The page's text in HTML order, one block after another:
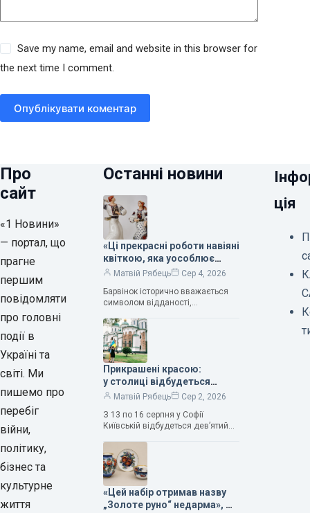
Save my name, email and website in this browser for
the next time I comment.
Опублікувати коментар
Про
сайт
«1 Новини»
— портал, що
прагне
першим
повідомляти
про головні
події в
Україні та
світі. Ми
пишемо про
перебіг
війни,
політику,
бізнес та
культурне
життя
Останні новини
«Ці прекрасні роботи навіяні
квіткою, яка уособлює
нескінченне кохання», —
Людмила Карпінська-
Романюк
Матвій Рябець
Сер 4, 2026
Барвінок історично вважається
символом відданості,
та тривалого подружнього союзу.
Саме тому ця рослина надихала і
продовжує надихати митців на
Прикрашені красою:
у столиці відбудеться
дев’ятий фестиваль
Матвій Рябець
Сер 2, 2026
З 13 по 16 серпня у Софії
Київській відбудеться дев’ятий
мистецтв Bouquet Kyiv Stage. Ця
подія традиційно…
«Цей набір отримав назву
„Золоте руно“ недарма», —
ція